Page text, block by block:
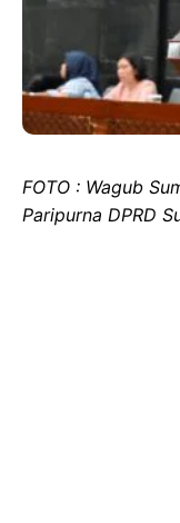
FOTO : Wagub
Paripurna DPRD